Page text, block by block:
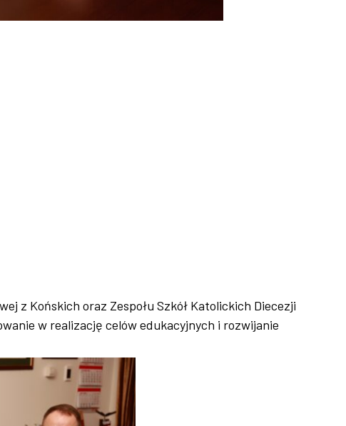
z Końskich oraz Zespołu Szkół Katolickich Diecezji
w realizację celów edukacyjnych i rozwijanie